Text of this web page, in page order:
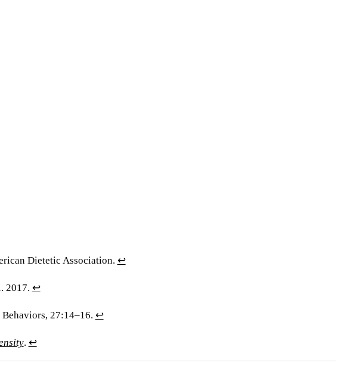
Dietetic Association. ↩
2017. ↩
Behaviors, 27:14–16. ↩
. ↩